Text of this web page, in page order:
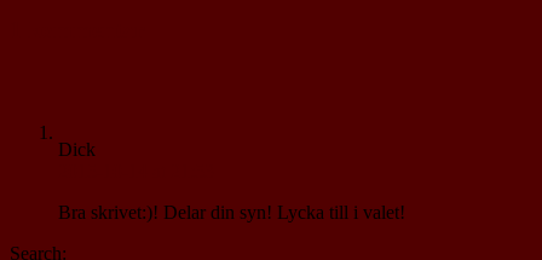
Dick
Bra skrivet:)! Delar din syn! Lycka till i valet!
Search: